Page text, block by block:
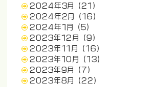
2024年3月
(21)
2024年2月
(16)
2024年1月
(5)
2023年12月
(9)
2023年11月
(16)
2023年10月
(13)
2023年9月
(7)
2023年8月
(22)